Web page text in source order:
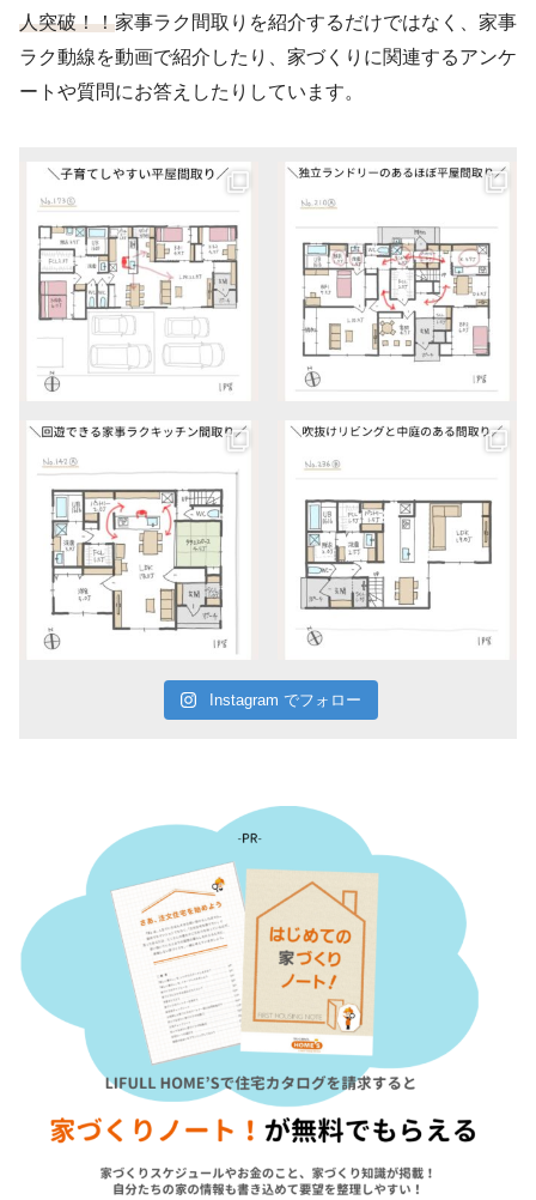
人突破！！家事ラク間取りを紹介するだけではなく、家事
ラク動線を動画で紹介したり、家づくりに関連するアンケ
ートや質問にお答えしたりしています。
Instagram でフォロー